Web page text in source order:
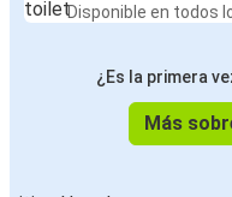
Disponible en todos
¿Es la primera
Más